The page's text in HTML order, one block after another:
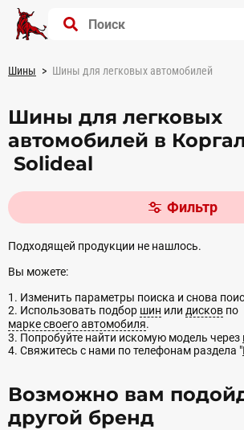
Шины Шины для легковых автомобилей
Шины для легковых
автомобилей в
Solideal
Фильтр
Подходящей продукции не нашлось.
Вы можете:
1. Изменить параметры поиска и снова
2. Использовать подбор шин или дисков по
марке своего автомобиля.
3. Попробуйте найти искомую модель через
4. Свяжитесь с нами по телефонам раздела "
Возможно вам
другой бренд